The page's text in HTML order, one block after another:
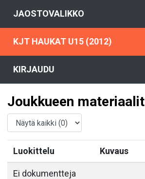
JAOSTOVALIKKO
KJT HAUKAT U15 (2012)
KIRJAUDU
Joukkueen materiaalit
Luokittelu Kuvaus
Ei dokumentteja